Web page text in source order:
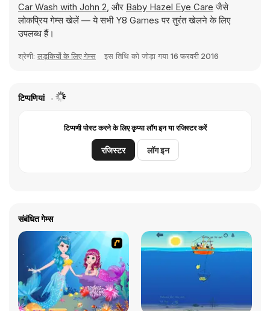
Car Wash with John 2, और Baby Hazel Eye Care जैसे
लोकप्रिय गेम्स खेलें — ये सभी Y8 Games पर तुरंत खेलने के लिए
उपलब्ध हैं।
श्रेणी: लड़कियों के लिए गेम्स इस तिथि को जोड़ा गया 16 फरवरी 2016
टिप्पणियां
टिप्पणी पोस्ट करने के लिए कृप्या लॉग इन या रजिस्टर करें
रजिस्टर लॉग इन
संबंधित गेम्स